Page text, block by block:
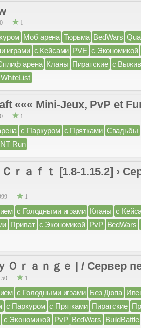
1
Моб арена Тюрьма BedWars
играми с Кейсами PVE с Экономикой
арена Кланы Пиратские с
««« Mini-Jeux, PvP et
1
с Паркуром с Прятками Свадьбы
Run
ｒａｆｔ [1.8-1.15.2] ›
1
с Голодными играми Кланы с
Приват с Экономикой PvP BedWars
Ｏｒａｎｇｅ | / Сервер
1
с Голодными играми Без Дюпа
с Паркуром с Прятками Пиратские
с Экономикой PvP BedWars BuildBattle